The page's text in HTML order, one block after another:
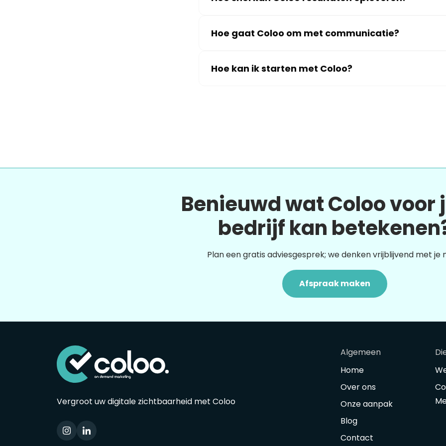
Hoe gaat Coloo om met communicatie?
Hoe kan ik starten met Coloo?
Benieuwd wat Coloo voor
bedrijf kan
Plan een gratis adviesgesprek; we denken vrijblijvend met je
Afspraak maken
Vergroot uw digitale zichtbaarheid met Coloo
Algemeen
Home
Over ons
Onze aanpak
Blog
Contact